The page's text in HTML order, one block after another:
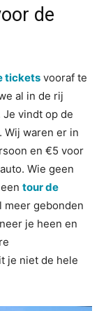
de
tickets vooraf te
al in de rij
Je vindt op de
Wij waren er in
en €5 voor
Wie geen
tour de
meer gebonden
je heen en
je niet de hele